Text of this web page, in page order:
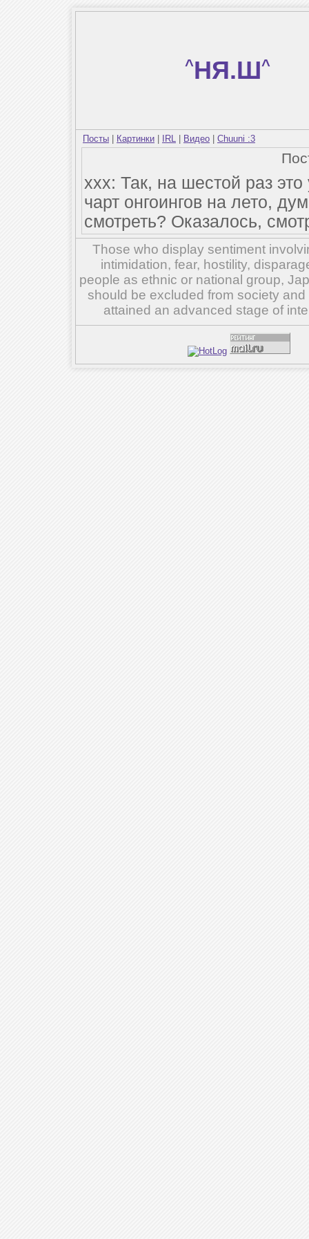
^НЯ.Ш^
Посты Картинки IRL Видео Chuuni :3
xxx: Так, на шестой раз
чарт онгоингов на лето,
смотреть? Оказалось,
Those who display sentiment
intimidation, fear, hostility,
people as ethnic or national group,
should be excluded from society
attained an advanced stage of